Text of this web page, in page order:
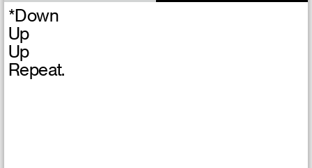
*Down
Up
Up
Repeat.